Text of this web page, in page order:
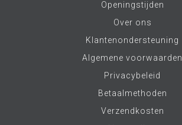
Openingstijden
Over ons
Klantenondersteuning
Algemene voorwaarden
Privacybeleid
Betaalmethoden
Verzendkosten